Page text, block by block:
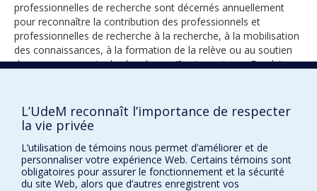
professionnelles de recherche sont décernés annuellement
pour reconnaître la contribution des professionnels et
professionnelles de recherche à la recherche, à la mobilisation
des connaissances, à la formation de la relève ou au soutien
des regroupements de chercheurs (3 prix remis par Fonds).
2020
L’UdeM reconnaît l’importance de respecter
la vie privée
L’utilisation de témoins nous permet d’améliorer et de
personnaliser votre expérience Web. Certains témoins sont
obligatoires pour assurer le fonctionnement et la sécurité
du site Web, alors que d’autres enregistrent vos